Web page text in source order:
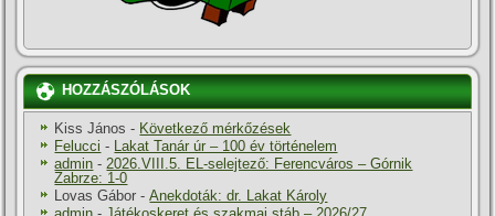
HOZZÁSZÓLÁSOK
Kiss János - Következő mérkőzések
Felucci - Lakat Tanár úr – 100 év történelem
admin -2026.VIII.5. EL-selejtező: Ferencváros – Górnik
Zabrze: 1-0
Lovas Gábor -Anekdoták: dr. Lakat Károly